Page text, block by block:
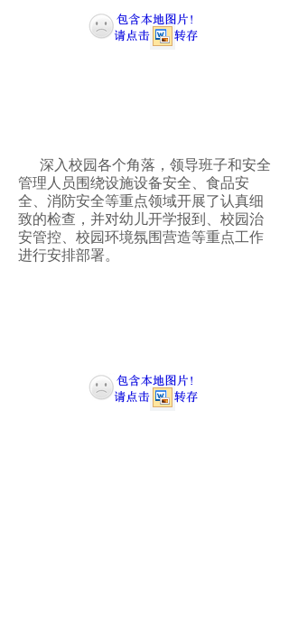
深入校园各个角落，领导班子和安全
管理人员围绕设施设备安全、食品安
全、消防安全等重点领域开展了认真细
致的检查，并对幼儿开学报到、校园治
安管控、校园环境氛围营造等重点工作
进行安排部署。